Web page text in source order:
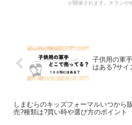
が開催されます。チラシや
子供用の軍
はある?サイ
しまむらのキッズフォーマルいつから販
売?種類は?買い時や選び方のポイント